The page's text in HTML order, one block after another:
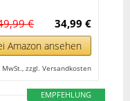
34,99 €
€
Amazon ansehen
zzgl. Versandkosten
EMPFEHLUNG